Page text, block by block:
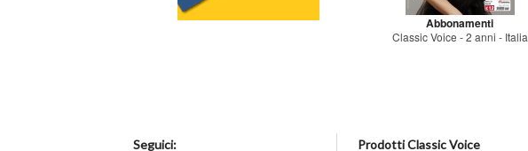
Abbonamenti
Classic Voice - 2 anni - Italia
Seguici: Prodotti Classic Voice